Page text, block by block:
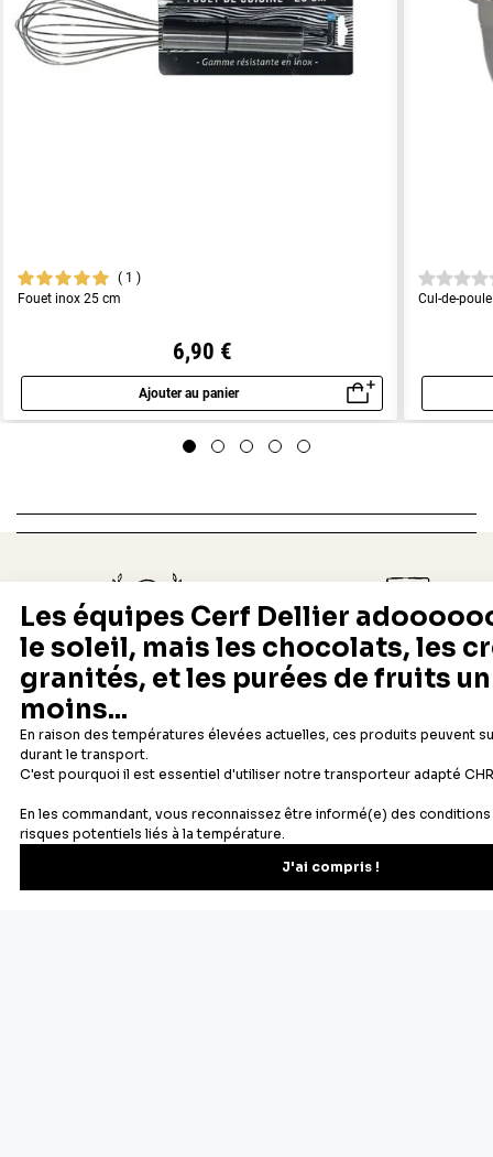
1
Fouet inox 25 cm
6,90 €
Ajouter au panier
Aperçu rapide
Cul-de-
Depuis 1932
Fabricant français reconnu
Livraison rapide 24/48h
Offerte dès 69 € en point
Newsletter
Recevez les recettes, astuces et offres spéciales.